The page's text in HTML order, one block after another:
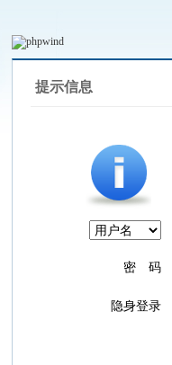
提示信息
密 码
隐身登录